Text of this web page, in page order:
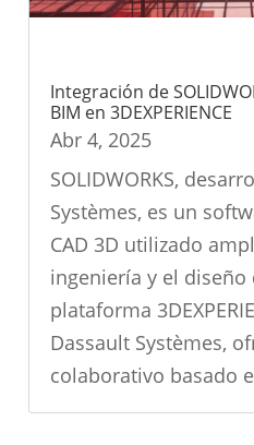
Integración de
BIM en 3DEXPERIENCE
Abr 4, 2025
SOLIDWORKS,
Systèmes, es un
CAD 3D utilizado
ingeniería y el diseño
plataforma
Dassault Systèmes,
colaborativo basado